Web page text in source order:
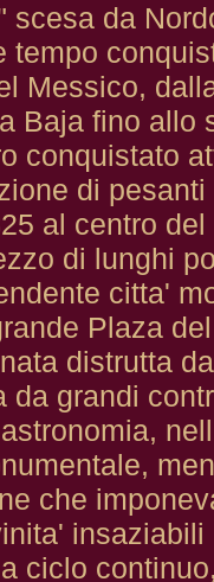
scesa da
tempo
Messico,
Baja fino allo
conquistato
di
al centro
di lunghi
citta'
Plaza
distrutta
da grandi
che
ciclo